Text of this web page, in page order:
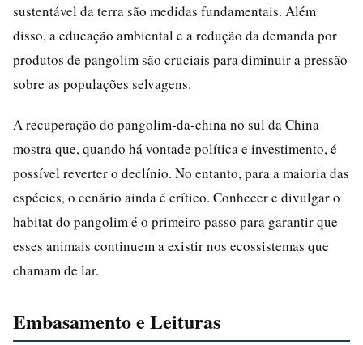
sustentável da terra são medidas fundamentais. Além
disso, a educação ambiental e a redução da demanda por
produtos de pangolim são cruciais para diminuir a pressão
sobre as populações selvagens.
A recuperação do pangolim-da-china no sul da China
mostra que, quando há vontade política e investimento, é
possível reverter o declínio. No entanto, para a maioria das
espécies, o cenário ainda é crítico. Conhecer e divulgar o
habitat do pangolim é o primeiro passo para garantir que
esses animais continuem a existir nos ecossistemas que
chamam de lar.
Embasamento e Leituras